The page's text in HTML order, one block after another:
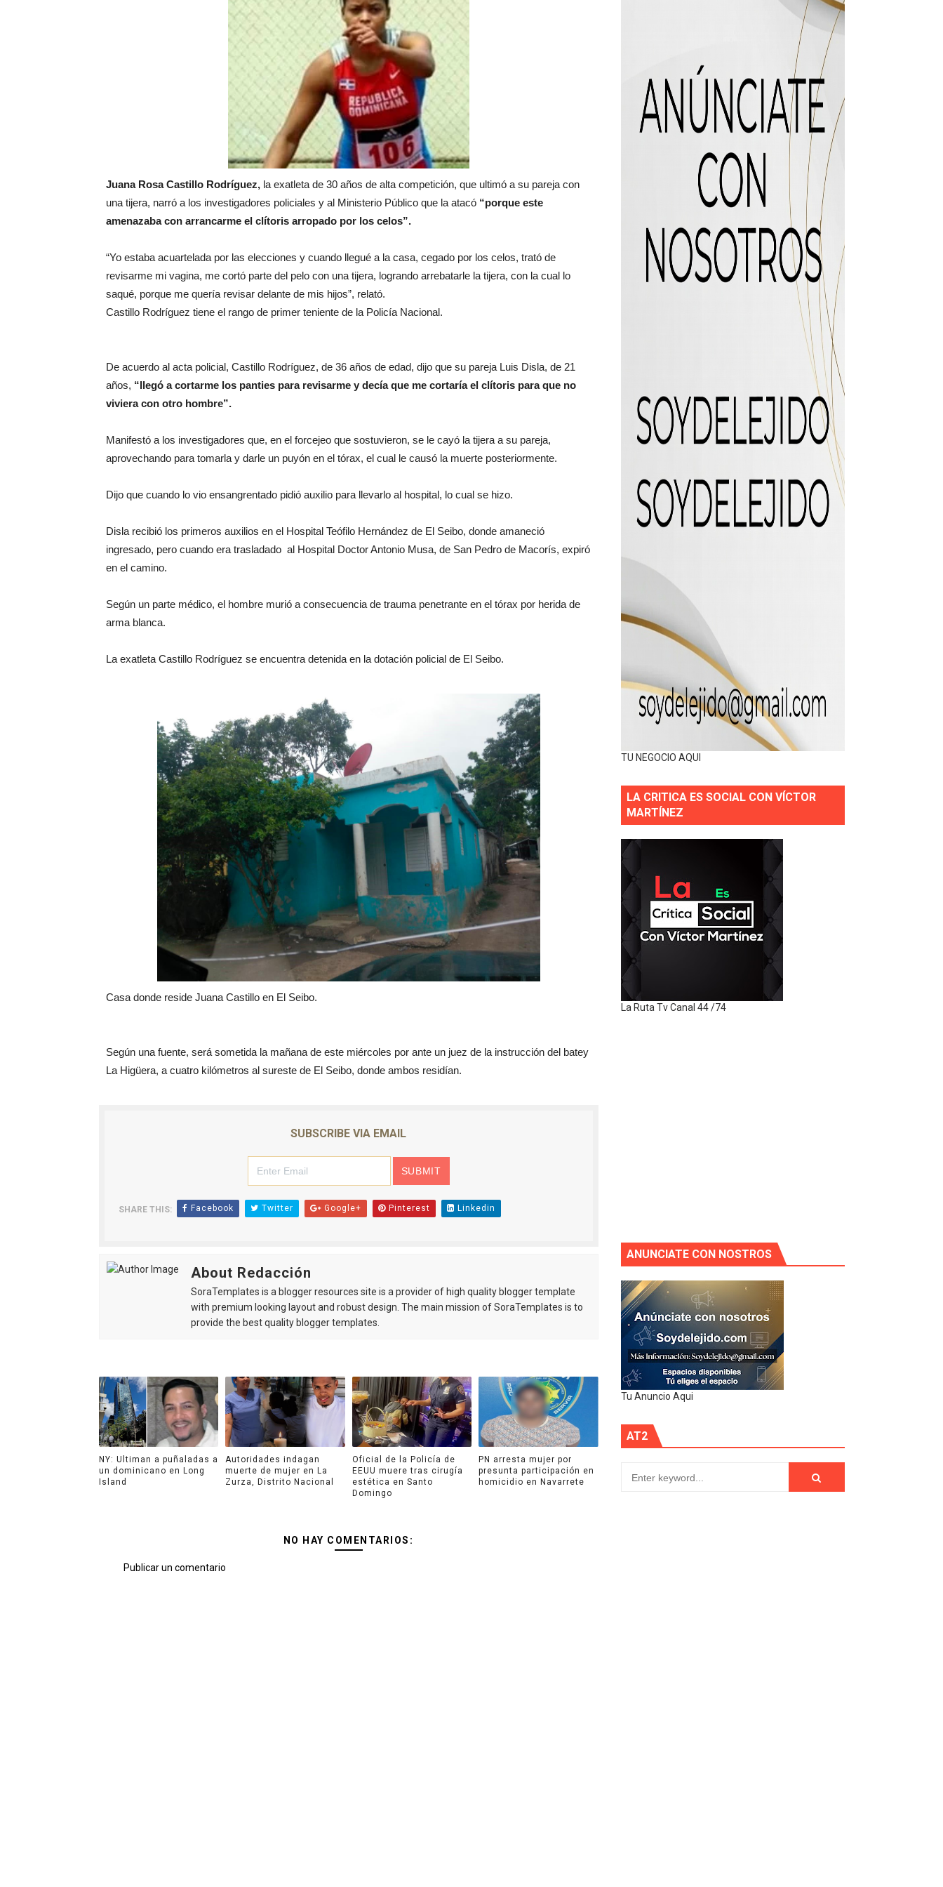
Coraasan construye parque solar de un megavatio para la planta de tratamiento de aguas residuales de Rafey
Irán apuesta por resistencia en disputa con Estados Unidos
Dominicana demanda Yankees por 10 millones de dólares
Precio del dólar hoy viernes 7 de agosto de 2026
Un derrumbe en el centro de Cuba deja dos personas muertas y otra herida
Condenan a dos 'streamers' franceses por torturar hasta la muerte a su colega en directo
Juana Rosa Castillo Rodríguez,la exatleta de 30 años de alta competición, que ultimó a su pareja con
una tijera, narró a los investigadores policiales y al Ministerio Público que la atacó “porque este
amenazaba con arrancarme el clítoris arropado por los celos”.
“Yo estaba acuartelada por las elecciones y cuando llegué a la casa, cegado por los celos, trató de
revisarme mi vagina, me cortó parte del pelo con una tijera, logrando arrebatarle la tijera, con la cual lo
saqué, porque me quería revisar delante de mis hijos”, relató.
Castillo Rodríguez tiene el rango de primer teniente de la Policía Nacional.
De acuerdo al acta policial, Castillo Rodríguez, de 36 años de edad, dijo que su pareja Luis Disla, de 21
años, “llegó a cortarme los panties para revisarme y decía que me cortaría el clítoris para que no
viviera con otro hombre”.
Manifestó a los investigadores que, en el forcejeo que sostuvieron, se le cayó la tijera a su pareja,
aprovechando para tomarla y darle un puyón en el tórax, el cual le causó la muerte posteriormente.
Dijo que cuando lo vio ensangrentado pidió auxilio para llevarlo al hospital, lo cual se hizo.
Disla recibió los primeros auxilios en el Hospital Teófilo Hernández de El Seibo, donde amaneció
ingresado, pero cuando era trasladado al Hospital Doctor Antonio Musa, de San Pedro de Macorís, expiró
en el camino.
Según un parte médico, el hombre murió a consecuencia de trauma penetrante en el tórax por herida de
arma blanca.
La exatleta Castillo Rodríguez se encuentra detenida en la dotación policial de El Seibo.
Casa donde reside Juana Castillo en El Seibo.
Según una fuente, será sometida la mañana de este miércoles por ante un juez de la instrucción del batey
La Higüera, a cuatro kilómetros al sureste de El Seibo, donde ambos residían.
SUBSCRIBE VIA EMAIL
SHARE THIS: Facebook Twitter Google+ Pinterest Linkedin
About Redacción
SoraTemplates is a blogger resources site is a provider of high quality blogger template
with premium looking layout and robust design. The main mission of SoraTemplates is to
provide the best quality blogger templates.
NY: Ultiman a puñaladas a
un dominicano en Long
Island
Autoridades indagan
muerte de mujer en La
Zurza, Distrito Nacional
Oficial de la Policía de
EEUU muere tras cirugía
estética en Santo
Domingo
PN arresta mujer por
presunta participación en
homicidio en Navarrete
NO HAY COMENTARIOS:
Publicar un comentario
TU NEGOCIO AQUI
LA CRITICA ES SOCIAL CON VÍCTOR
MARTÍNEZ
La Ruta Tv Canal 44 /74
ANUNCIATE CON NOSTROS
Tu Anuncio Aqui
AT2